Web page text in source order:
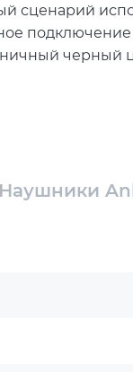
сценарий
черный
акцентом на
делают
позволяет
действий.
Наушники